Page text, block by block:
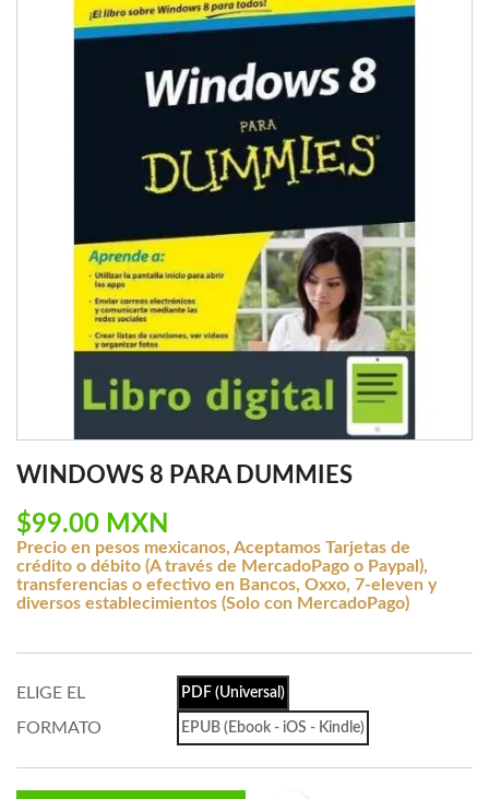
WINDOWS 8 PARA DUMMIES
$99.00 MXN
Precio en pesos mexicanos, Aceptamos Tarjetas de
crédito o débito (A través de MercadoPago o Paypal),
transferencias o efectivo en Bancos, Oxxo, 7-eleven y
diversos establecimientos (Solo con MercadoPago)
ELIGE EL
FORMATO
PDF (Universal)
EPUB (Ebook - iOS - Kindle)